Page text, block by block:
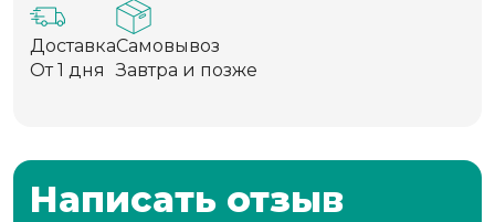
Доставка
От 1 дня
Самовывоз
Завтра и позже
Написать отзыв